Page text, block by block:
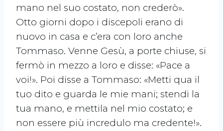
mano nel suo costato, non crederò».
Otto giorni dopo i discepoli erano di
nuovo in casa e c’era con loro anche
Tommaso. Venne Gesù, a porte chiuse, si
fermò in mezzo a loro e disse: «Pace a
voi!». Poi disse a Tommaso: «Metti qua il
tuo dito e guarda le mie mani; stendi la
tua mano, e mettila nel mio costato; e
non essere più incredulo ma credente!».